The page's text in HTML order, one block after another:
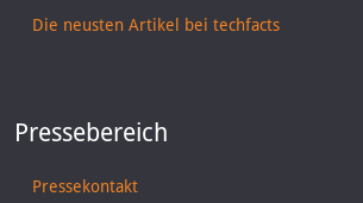
Die neusten Artikel bei techfacts
Pressebereich
Pressekontakt